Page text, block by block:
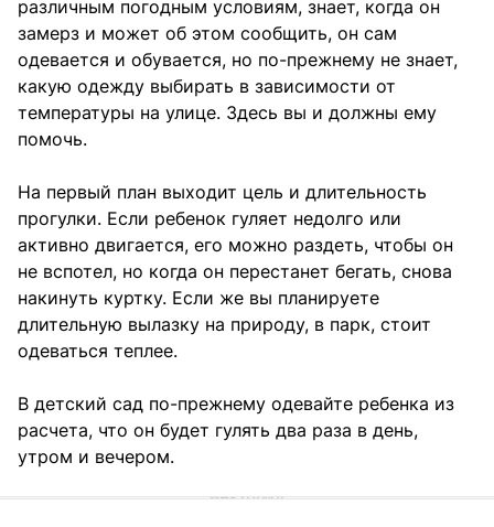
различным погодным условиям, знает, когда он
замерз и может об этом сообщить, он сам
одевается и обувается, но по-прежнему не знает,
какую одежду выбирать в зависимости от
температуры на улице. Здесь вы и должны ему
помочь.
На первый план выходит цель и длительность
прогулки. Если ребенок гуляет недолго или
активно двигается, его можно раздеть, чтобы он
не вспотел, но когда он перестанет бегать, снова
накинуть куртку. Если же вы планируете
длительную вылазку на природу, в парк, стоит
одеваться теплее.
В детский сад по-прежнему одевайте ребенка из
расчета, что он будет гулять два раза в день,
утром и вечером.